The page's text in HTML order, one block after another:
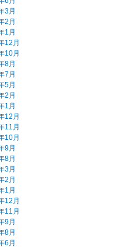
3月
2月
1月
12月
10月
8月
7月
5月
2月
1月
12月
11月
10月
9月
8月
3月
2月
1月
12月
11月
9月
8月
6月